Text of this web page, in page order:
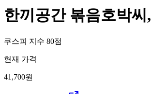
한끼공간 볶음호박씨
쿠스피 지수 80점
현재 가격
41,700원